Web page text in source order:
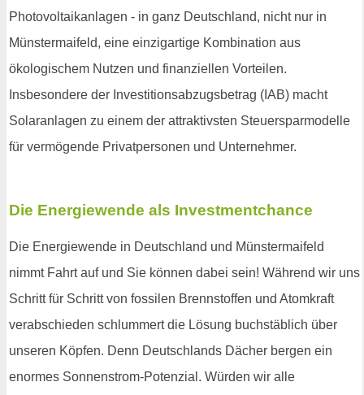
Photovoltaikanlagen - in ganz Deutschland, nicht nur in
Münstermaifeld, eine einzigartige Kombination aus
ökologischem Nutzen und finanziellen Vorteilen.
Insbesondere der Investitionsabzugsbetrag (IAB) macht
Solaranlagen zu einem der attraktivsten Steuersparmodelle
für vermögende Privatpersonen und Unternehmer.
Die Energiewende als Investmentchance
Die Energiewende in Deutschland und Münstermaifeld
nimmt Fahrt auf und Sie können dabei sein! Während wir uns
Schritt für Schritt von fossilen Brennstoffen und Atomkraft
verabschieden schlummert die Lösung buchstäblich über
unseren Köpfen. Denn Deutschlands Dächer bergen ein
enormes Sonnenstrom-Potenzial. Würden wir alle